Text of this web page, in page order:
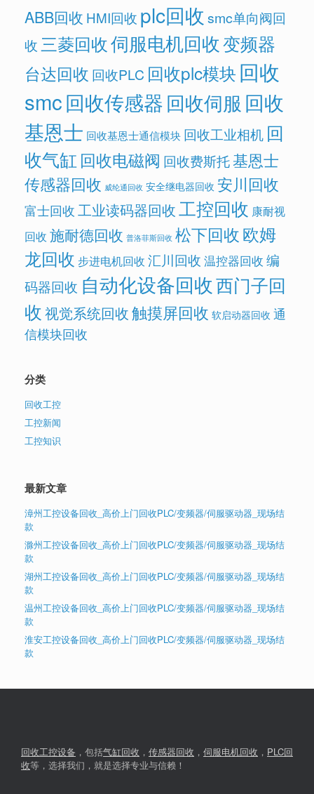
ABB回收 HMI回收 plc回收 smc单向阀回
收三菱回收伺服电机回收变频器
台达回收 回收PLC 回收plc模块 回收
smc回收传感器回收伺服 回收
基恩士 回收基恩士通信模块 回收工业相机 回
收气缸 回收电磁阀 回收费斯托基恩士
传感器回收 威纶通回收 安全继电器回收 安川回收
富士回收工业读码器回收工控回收 康耐视
回收 施耐德回收 普洛菲斯回收 松下回收欧姆
龙回收 步进电机回收 汇川回收 温控器回收 编
码器回收 自动化设备回收西门子回
收视觉系统回收触摸屏回收 软启动器回收 通
信模块回收
分类
回收工控
工控新闻
工控知识
最新文章
漳州工控设备回收_高价上门回收PLC/变频器/伺服驱动器_现场结
款
滁州工控设备回收_高价上门回收PLC/变频器/伺服驱动器_现场结
款
湖州工控设备回收_高价上门回收PLC/变频器/伺服驱动器_现场结
款
温州工控设备回收_高价上门回收PLC/变频器/伺服驱动器_现场结
款
淮安工控设备回收_高价上门回收PLC/变频器/伺服驱动器_现场结
款
回收工控设备 ，包括气缸回收 ， 传感器回收 ， 伺服电机回收 ， PLC回
收等，选择我们，就是选择专业与信赖！